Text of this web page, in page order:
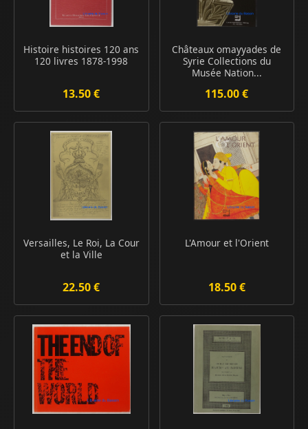
Histoire histoires 120 ans
120 livres 1878-1998
13.50 €
Châteaux omayyades de
Syrie Collections du
Musée Nation...
115.00 €
Versailles, Le Roi, La Cour
et la Ville
22.50 €
L'Amour et l'Orient
18.50 €